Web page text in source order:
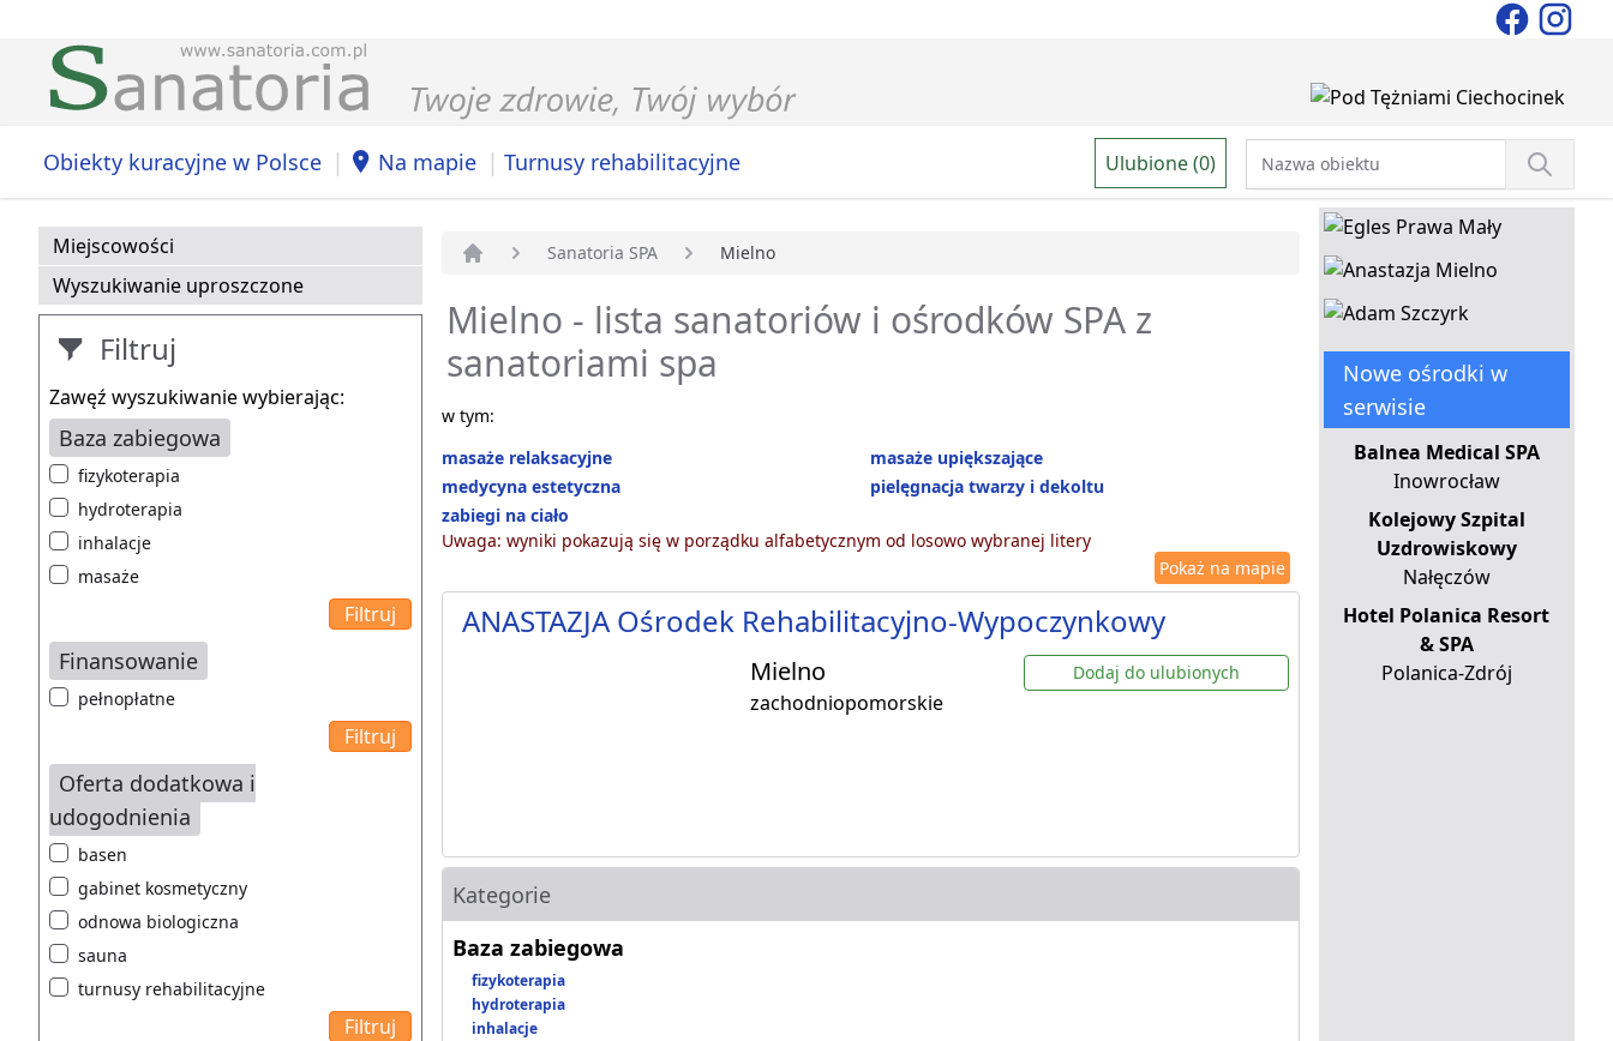
Obiekty kuracyjne w Polsce | Na mapie | Turnusy rehabilitacyjne Ulubione (0)
Miejscowości
Wyszukiwanie uproszczone
Filtruj
Zawęź wyszukiwanie wybierając:
Baza zabiegowa
fizykoterapia
hydroterapia
inhalacje
masaże
Finansowanie
pełnopłatne
Oferta dodatkowa i
udogodnienia
basen
gabinet kosmetyczny
odnowa biologiczna
sauna
turnusy rehabilitacyjne
Sanatoria SPA Mielno
Mielno - lista sanatoriów i ośrodków SPA z
sanatoriami spa
w tym:
masaże relaksacyjne
masaże upiększające
medycyna estetyczna
pielęgnacja twarzy i dekoltu
zabiegi na ciało
Uwaga: wyniki pokazują się w porządku alfabetycznym od losowo wybranej litery
Pokaż na mapie
ANASTAZJA Ośrodek Rehabilitacyjno-Wypoczynkowy
Mielno
zachodniopomorskie
Dodaj do ulubionych
Kategorie
Baza zabiegowa
fizykoterapia
hydroterapia
inhalacje
Nowe ośrodki w
serwisie
Balnea Medical SPA
Inowrocław
Kolejowy Szpital
Uzdrowiskowy
Nałęczów
Hotel Polanica Resort
& SPA
Polanica-Zdrój